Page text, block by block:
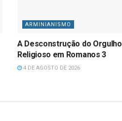
ARMINIANISMO
A Desconstrução do Orgulho
Religioso em Romanos 3
4 DE AGOSTO DE 2026